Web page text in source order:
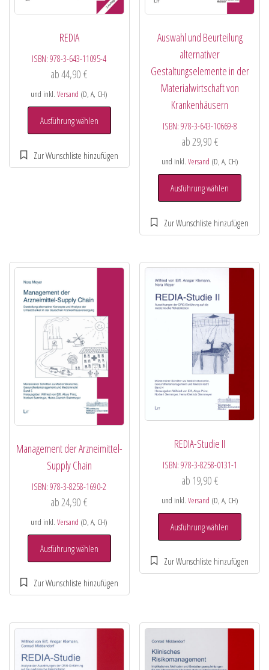
REDIA
ISBN:978-3-643-11095-4
ab44,90€
und inkl.Versand (D, A, CH)
Ausführung wählen
Auswahl und Beurteilung
alternativer
Gestaltungselemente in der
Materialwirtschaft von
Krankenhäusern
ISBN: 978-3-643-10669-8
ab29,90 €
und inkl. Versand (D, A, CH)
Ausführung wählen
Management der Arzneimittel-
Supply Chain
ISBN:978-3-8258-1690-2
ab 24,90€
und inkl.Versand (D, A, CH)
Ausführung wählen
REDIA-Studie II
ISBN: 978-3-8258-0131-1
ab 19,90 €
und inkl. Versand (D, A, CH)
Ausführung wählen